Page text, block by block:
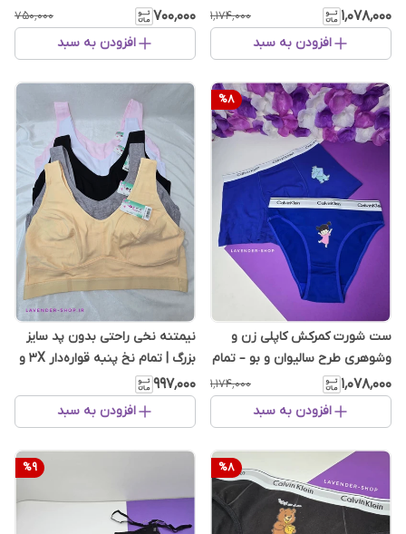
۱٬۰۷۸٬۰۰۰ ۱٬۱۷۴٬۰۰۰
افزودن به سبد
سیلیکونی ضدحساسیت
۷۰۰٬۰۰۰ ۷۵۰٬۰۰۰
افزودن به سبد
%8
ست شورت کمرکش کاپلی زن و
وشوهری طرح سالیوان و بو – تمام
نخ پنبه لطیف
۱٬۰۷۸٬۰۰۰ ۱٬۱۷۴٬۰۰۰
افزودن به سبد
نیمتنه نخی راحتی بدون پد سایز
بزرگ | تمام نخ پنبه قواره‌دار 3X و
4X
۹۹۷٬۰۰۰
افزودن به سبد
%8
%9